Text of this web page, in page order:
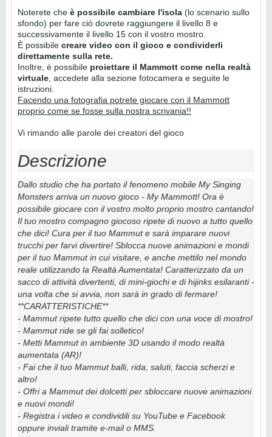
Noterete che è possibile cambiare l'isola (lo scenario sullo
sfondo) per fare ciò dovrete raggiungere il livello 8 e
successivamente il livello 15 con il vostro mostro.
È possibile creare video con il gioco e condividerli
direttamente sulla rete.
Inoltre, è possibile proiettare il Mammott come nella realtà
virtuale , accedete alla sezione fotocamera e seguite le
istruzioni.
Facendo una fotografia potrete giocare con il Mammott
proprio come se fosse sulla nostra scrivania!!
Vi rimando alle parole dei creatori del gioco
Descrizione
Dallo studio che ha portato il fenomeno mobile My Singing
Monsters arriva un nuovo gioco - My Mammott! Ora è
possibile giocare con il vostro molto proprio mostro cantando!
Il tuo mostro compagno giocoso ripete di nuovo a tutto quello
che dici! Cura per il tuo Mammut e sarà imparare nuovi
trucchi per farvi divertire! Sblocca nuove animazioni e mondi
per il tuo Mammut in cui visitare, e anche mettilo nel mondo
reale utilizzando la Realtà Aumentata! Caratterizzato da un
sacco di attività divertenti, di mini-giochi e di hijinks esilaranti -
una volta che si avvia, non sarà in grado di fermare!
**CARATTERISTICHE**
- Mammut ripete tutto quello che dici con una voce di mostro!
- Mammut ride se gli fai solletico!
- Metti Mammut in ambiente 3D usando il modo realtà
aumentata (AR)!
- Fai che il tuo Mammut balli, rida, saluti, faccia scherzi e
altro!
- Offri a Mammut dei dolcetti per sbloccare nuove animazioni
e nuovi mondi!
- Registra i video e condividili su YouTube e Facebook
oppure inviali tramite e-mail o MMS.